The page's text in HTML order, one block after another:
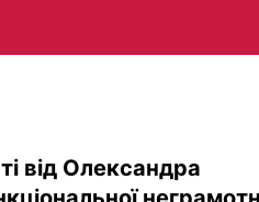
від Олександра